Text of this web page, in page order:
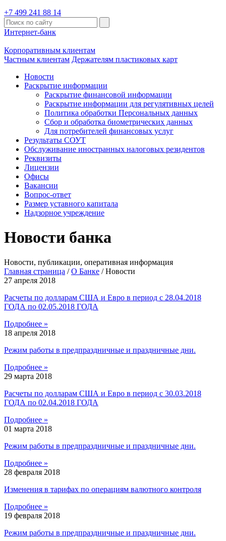
+7 499 241 88 14
Интернет-банк
Корпоративным клиентам
Частным клиентам Держателям пластиковых карт
Новости
Раскрытие информации
Раскрытие финансовой информации
Раскрытие информации для регулятивных целей
Политика обработки Персональных данных
Сбор и обработка биометрических данных
Для потребителей финансовых услуг
Результаты СОУТ
Обслуживание иностранных налоговых резидентов
Реквизиты
Лицензии
Офисы
Вакансии
Вопрос-ответ
Размер уставного капитала
Надзорное учреждение
Новости банка
Новости, публикации, оперативная информация
Главная страница /О Банке /Новости
27 апреля 2018
Расчеты по долларам США и Евро в период с 28.04.2018
ГОДА по 02.05.2018 ГОДА
Подробнее »
18 апреля 2018
Режим работы в предпраздничные и праздничные дни.
Подробнее »
29 марта 2018
Расчеты по долларам США и Евро в период с 30.03.2018
ГОДА по 02.04.2018 ГОДА
Подробнее »
01 марта 2018
Режим работы в предпраздничные и праздничные дни.
Подробнее »
28 февраля 2018
Изменения в тарифах по операциям валютного контроля
Подробнее »
19 февраля 2018
Режим работы в предпраздничные и праздничные дни.